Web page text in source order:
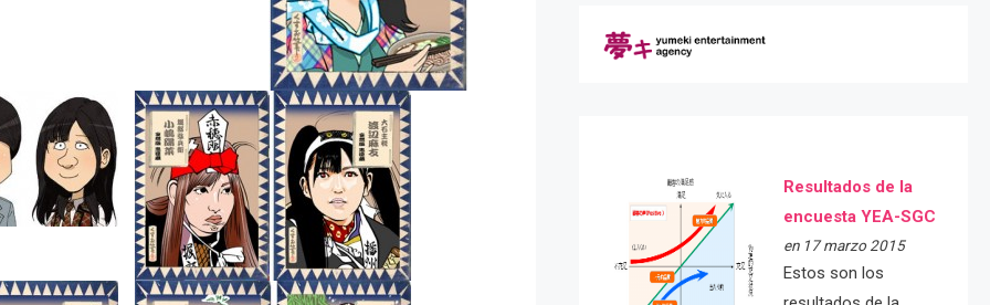
Resultados de la
encuesta YEA-SGC
en 17 marzo 2015
Estos son los